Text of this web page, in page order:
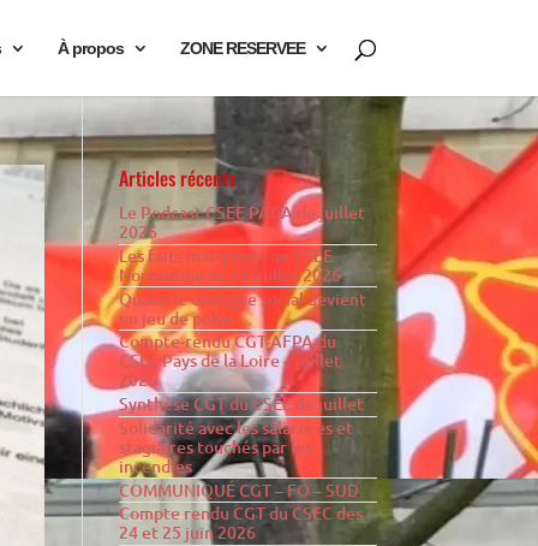
À propos ZONE RESERVEE
Articles récents
Le Podcast CSEE PACA de juillet
2026
Les faits marquants au CSEE
Normandie du 21 juillet 2026
Quand le dialogue social devient
un jeu de poker…
Compte-rendu CGT-AFPA du
CSEE Pays de la Loire – juillet
2026
Synthèse CGT du CSEE de juillet
Solidarité avec les salarié·es et
stagiaires touchés par les
incendies
COMMUNIQUÉ CGT – FO – SUD
Compte rendu CGT du CSEC des
24 et 25 juin 2026